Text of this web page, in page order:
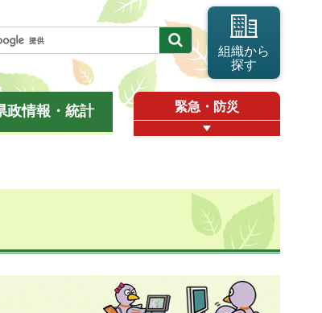
組織から
探す
政情報・統計 緊急・防災